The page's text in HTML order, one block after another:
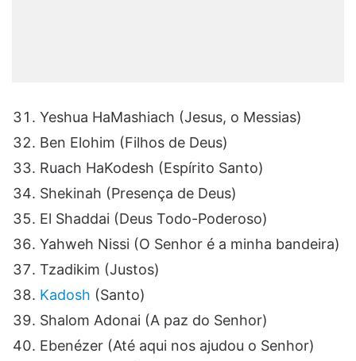
Yeshua HaMashiach (Jesus, o Messias)
Ben Elohim (Filhos de Deus)
Ruach HaKodesh (Espírito Santo)
Shekinah (Presença de Deus)
El Shaddai (Deus Todo-Poderoso)
Yahweh Nissi (O Senhor é a minha bandeira)
Tzadikim (Justos)
Kadosh (Santo)
Shalom Adonai (A paz do Senhor)
Ebenézer (Até aqui nos ajudou o Senhor)